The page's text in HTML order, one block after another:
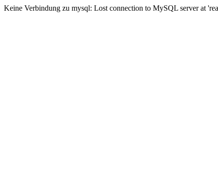
Keine Verbindung zu mysql: Lost connection to MySQL server at